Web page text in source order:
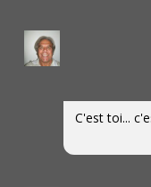
C'est toi...